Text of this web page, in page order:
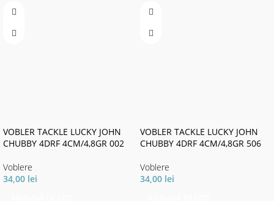
VOBLER TACKLE LUCKY JOHN
CHUBBY 4DRF 4CM/4,8GR 002
Voblere
34,00 lei
VOBLER TACKLE LUCKY JOHN
CHUBBY 4DRF 4CM/4,8GR 506
Voblere
34,00 lei